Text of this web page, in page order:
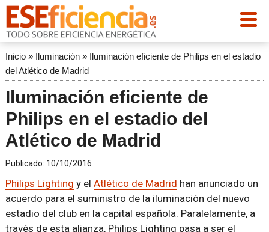
Inicio» Iluminación» Iluminación eficiente de Philips en el estadio
del Atlético de Madrid
Iluminación eficiente de
Philips en el estadio del
Atlético de Madrid
Publicado: 10/10/2016
Philips Lighting y el Atlético de Madrid han anunciado un
acuerdo para el suministro de la iluminación del nuevo
estadio del club en la capital española. Paralelamente, a
través de esta alianza, Philips Lighting pasa a ser el